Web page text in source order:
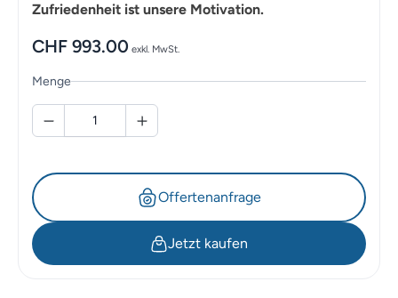
Zufriedenheit ist unsere Motivation.
CHF 993.00 exkl. MwSt.
Menge
Offertenanfrage
Jetzt kaufen